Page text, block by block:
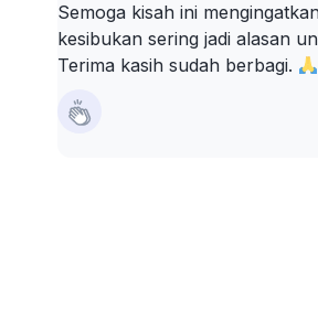
Semoga kisah ini
kesibukan sering jadi alasan
Terima kasih sudah berbagi.